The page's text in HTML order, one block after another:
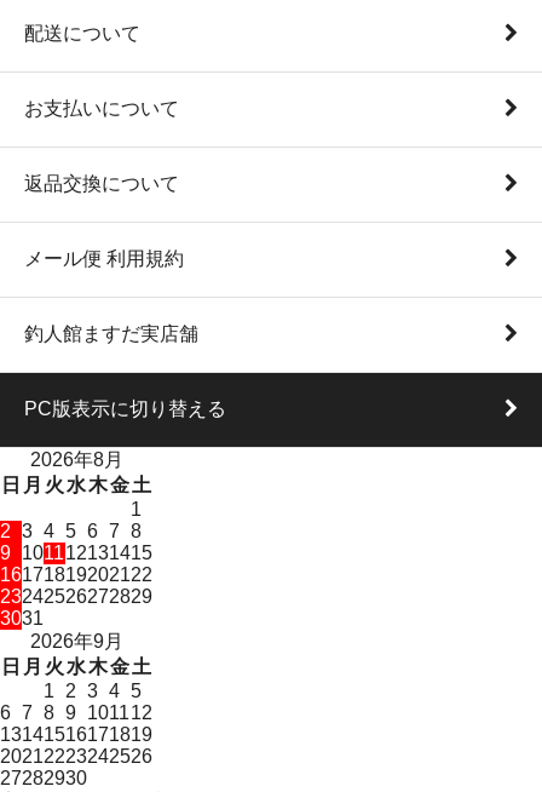
配送について
お支払いについて
返品交換について
メール便 利用規約
釣人館ますだ実店舗
PC版表示に切り替える
2026年8月
日 月 火 水木金土
1
2 3 4 5 6 7 8
9 101112131415
16171819202122
23242526272829
3031
2026年9月
日 月 火 水木金土
1
2 3 4 5
6 7 8 9 101112
13141516171819
20212223242526
27282930